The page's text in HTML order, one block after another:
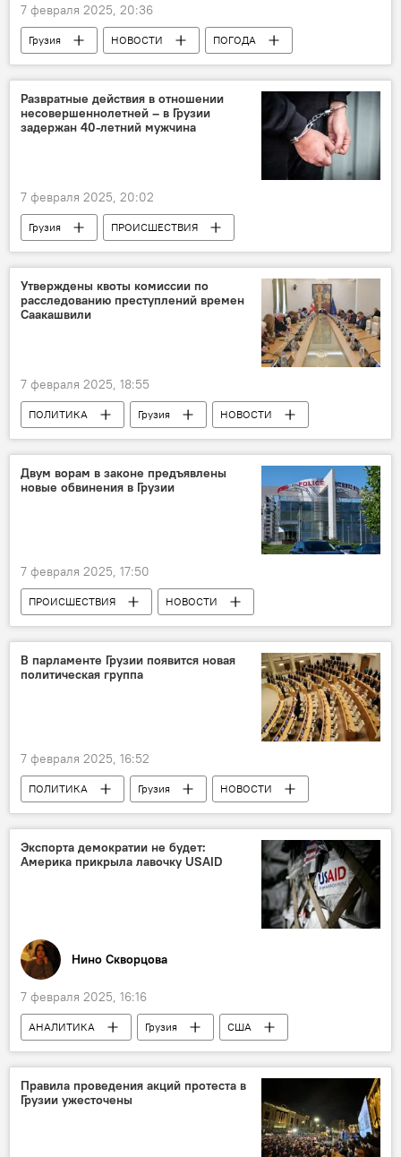
7 февраля 2025, 20:36
Грузия НОВОСТИ
ПОГОДА
Национальное агентство окружающей среды
Департамент автомобильных дорог
Развратные действия в отношении
несовершеннолетней – в Грузии
задержан 40-летний мужчина
7 февраля 2025, 20:02
Грузия
ПРОИСШЕСТВИЯ
НОВОСТИ
Утверждены квоты комиссии по
расследованию преступлений времен
Саакашвили
7 февраля 2025, 18:55
ПОЛИТИКА Грузия
НОВОСТИ
Грузинская мечта - демократическая Грузия
"Сила народа"
Михаил Саакашвили
Двум ворам в законе предъявлены
новые обвинения в Грузии
7 февраля 2025, 17:50
ПРОИСШЕСТВИЯ
НОВОСТИ
Грузия
МВД Грузии
Вор в законе
Воровское сообщество
В парламенте Грузии появится новая
политическая группа
7 февраля 2025, 16:52
ПОЛИТИКА Грузия
НОВОСТИ
"Сила народа"
Парламент Грузии
Экспорта демократии не будет:
Америка прикрыла лавочку USAID
Нино Скворцова
7 февраля 2025, 16:16
АНАЛИТИКА Грузия
США
Колумбия
Дональд Трамп
Илон Маск
USAID
Гватемала
Перу
Украина
Правила проведения акций протеста в
Грузии ужесточены